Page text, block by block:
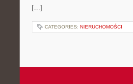
[…]
CATEGORIES: NIERUCHOMOŚCI